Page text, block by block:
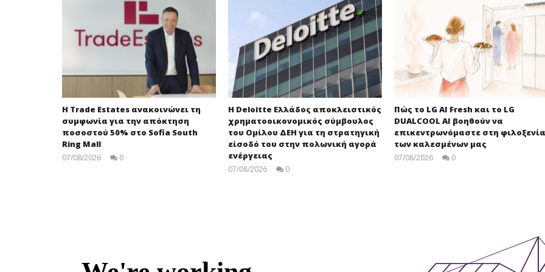
Η Trade Estates ανακοινώνει τη
συμφωνία για την απόκτηση
ποσοστού 50% στο Sofia South
Ring Mall
07/08/2026 0
Η Deloitte Ελλάδος αποκλειστικός
χρηματοοικονομικός σύμβουλος
του Ομίλου ΔΕΗ για τη στρατηγική
είσοδό του στην πολωνική αγορά
ενέργειας
07/08/2026 0
Πώς το LG AI Fresh και το LG
DUALCOOL AI βοηθούν να
επικεντρωνόμαστε στη φιλοξενία
των καλεσμένων μας
07/08/2026 0